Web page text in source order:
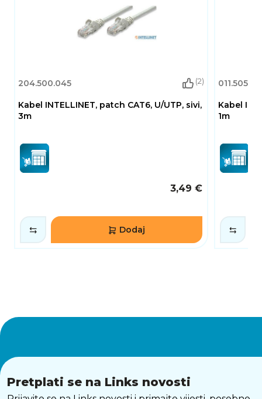
204.500.045 (2)
Kabel INTELLINET, patch CAT6, U/UTP, sivi,
3m
3,49 €
Dodaj
011.505.113
Kabel
1m
Pretplati se na Links novosti